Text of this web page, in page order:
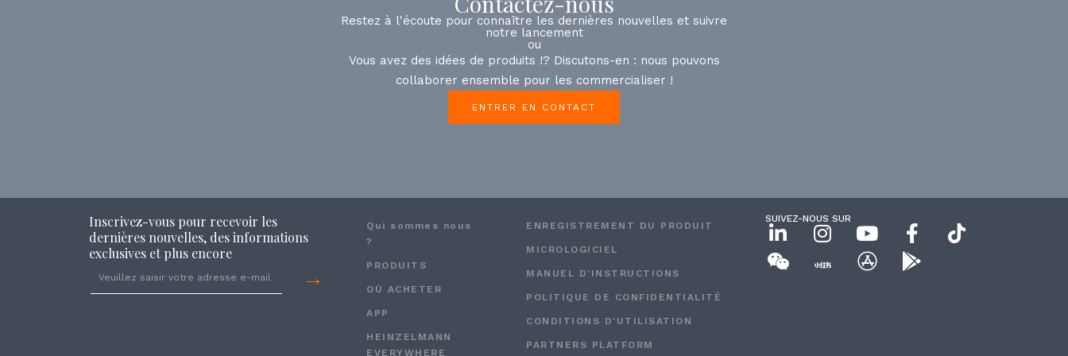
Restez à l'écoute pour connaître les dernières nouvelles et suivre
notre lancement
ou
Vous avez des idées de produits !? Discutons-en : nous pouvons
collaborer ensemble pour les commercialiser !
ENTRER EN CONTACT
Inscrivez-vous pour recevoir les
dernières nouvelles, des informations
exclusives et plus encore
→
Qui sommes nous
?
PRODUITS
OÙ ACHETER
APP
HEINZELMANN
EVERYWHERE
ENREGISTREMENT DU PRODUIT
MICROLOGICIEL
MANUEL D’INSTRUCTIONS
POLITIQUE DE CONFIDENTIALITÉ
CONDITIONS D'UTILISATION
PARTNERS PLATFORM
SUIVEZ-NOUS SUR